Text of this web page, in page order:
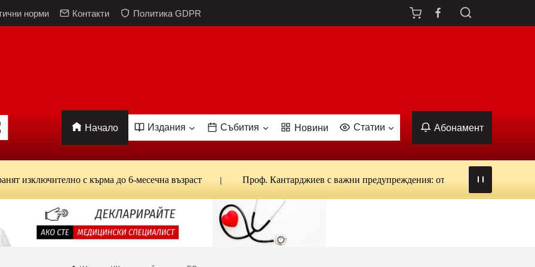
норми Контакти Политика GDPR
Начало Издания Събития Новини Статии Абонамент
с кърма до 6-месечна възраст Проф. Кантарджиев с важни предупреждения: от вируси и ухапвания от